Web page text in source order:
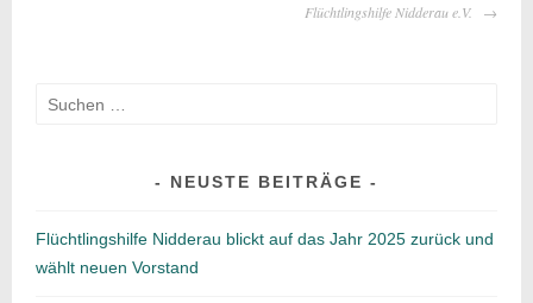
Flüchtlingshilfe Nidderau e.V.
Suche
NEUSTE BEITRÄGE
Flüchtlingshilfe Nidderau blickt auf das Jahr 2025 zurück und
wählt neuen Vorstand